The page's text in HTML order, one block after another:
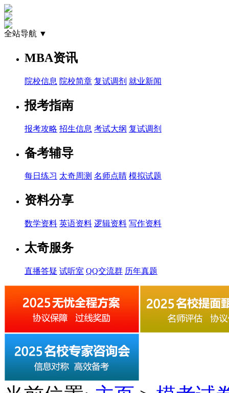
全站导航 ▼
MBA资讯
院校信息 院校简章 复试调剂 就业新闻
报考指南
报考攻略 招生信息 考试大纲 复试调剂
备考辅导
每日练习 太奇周测 名师点睛 模拟试题
资料分享
数学资料 英语资料 逻辑资料 写作资料
太奇服务
直播答疑 试听室 QQ交流群 历年真题